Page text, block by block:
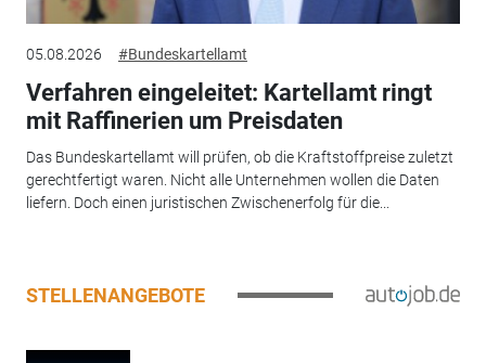
05.08.2026 #Bundeskartellamt
Verfahren eingeleitet: Kartellamt ringt
mit Raffinerien um Preisdaten
Das Bundeskartellamt will prüfen, ob die Kraftstoffpreise zuletzt
gerechtfertigt waren. Nicht alle Unternehmen wollen die Daten
liefern. Doch einen juristischen Zwischenerfolg für die...
STELLENANGEBOTE